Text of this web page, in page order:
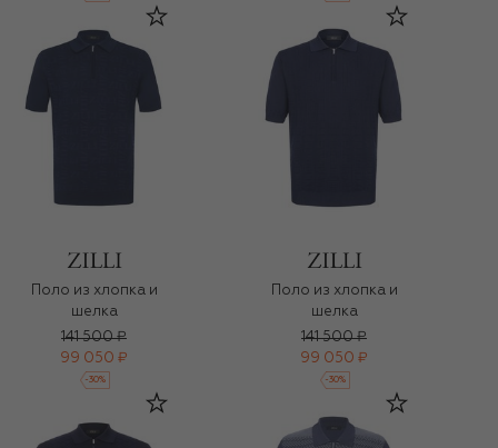
Поло из хлопка и
шелка
141 500 ₽
99 050 ₽
-30%
Поло из хлопка и
шелка
141 500 ₽
99 050 ₽
-30%